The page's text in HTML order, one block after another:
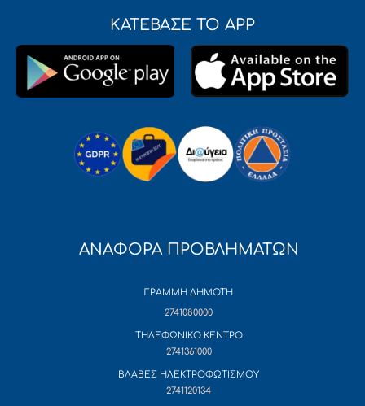
ΚΑΤΕΒΑΣΕ ΤΟ APP
ΑΝΑΦΟΡΑ ΠΡΟΒΛΗΜΑΤΩΝ
ΓΡΑΜΜΗ ΔΗΜΟΤΗ
2741080000
ΤΗΛΕΦΩΝΙΚΟ ΚΕΝΤΡΟ
2741361000
ΒΛΑΒΕΣ ΗΛΕΚΤΡΟΦΩΤΙΣΜΟΥ
2741120134